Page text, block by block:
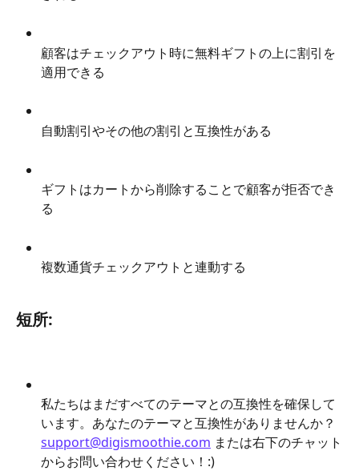
顧客はチェックアウト時に無料ギフトの上に割引を
適用できる
自動割引やその他の割引と互換性がある
ギフトはカートから削除することで顧客が拒否でき
る
複数通貨チェックアウトと連動する
短所:
私たちはまだすべてのテーマとの互換性を確保して
います。あなたのテーマと互換性がありませんか？
support@digismoothie.com または右下のチャット
からお問い合わせください！:)